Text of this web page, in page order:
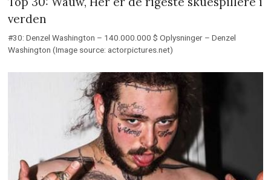
verden
#30: Denzel Washington – 140.000.000 $ Oplysninger – Denzel
Washington (Image source: actorpictures.net)